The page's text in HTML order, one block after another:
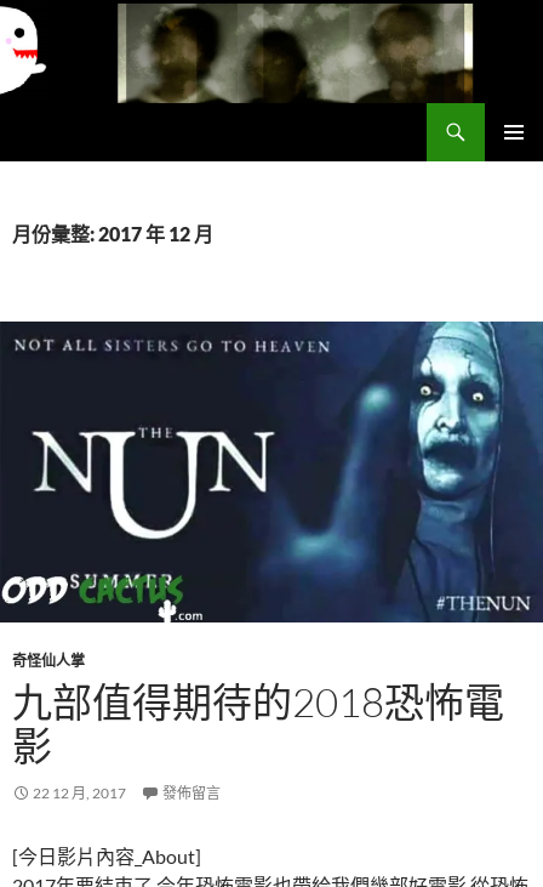
要
月份彙整: 2017 年 12 月
奇怪仙人掌
九部值得期待的2018恐怖電
影
22 12 月, 2017 發佈留言
[今日影片內容_About]